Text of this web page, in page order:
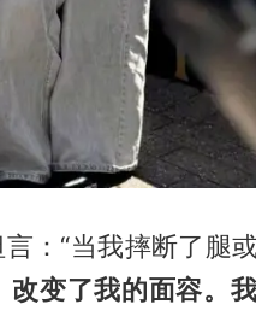
：“当我摔断了腿
改变了我的面容。